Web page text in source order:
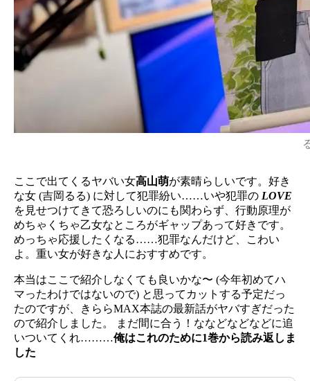
ここで出てくるヤバい女高山萌が素晴らしいです。好き
な女 (吉岡るる) に対して犯罪紛い……いや犯罪の LOVE
を見せつけてきて恐ろしいのにも関わらず、行動原理が
めちゃくちゃ乙女なところがギャップあって好きです。
めっちゃ応援したくなる……犯罪なんだけど、こわい
よ。重い女が好きな人におすすめです。
本当はここで紹介しなくても良いかな〜 (今年初めてハ
マったわけではないので) と思ってカットする予定だっ
たのですが、きららMAX本誌の最新話がヤバすぎだった
ので紹介しました。 まだ間に合う！ななどなどなどに追
いついてくれ………俺はこれのために1巻から読み返しま
した